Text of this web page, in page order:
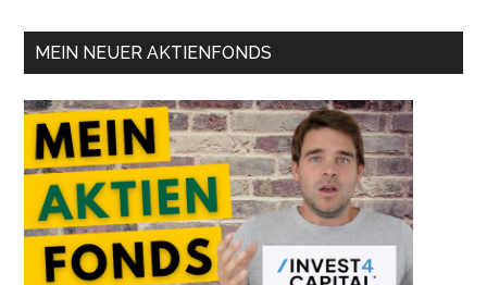
MEIN NEUER AKTIENFONDS